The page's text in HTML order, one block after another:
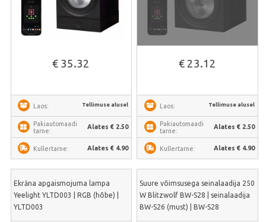
€ 35.32
Laos: Tellimuse alusel
Pakiautomaadi
tarne:
Alates € 2.50
Kullertarne: Alates € 4.90
€ 23.12
Laos: Tellimuse alusel
Pakiautomaadi
tarne:
Alates € 2.50
Kullertarne: Alates € 4.90
Ekrāna apgaismojuma lampa
Yeelight YLTD003 | RGB (hõbe) |
YLTD003
Suure võimsusega seinalaadija 250
W Blitzwolf BW-S28 | seinalaadija
BW-S26 (must) | BW-S28